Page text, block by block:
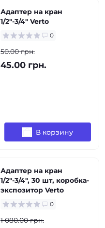
Адаптер на кран
1/2"-3/4" Verto
0
50.00 грн.
45.00 грн.
В корзину
Адаптер на кран
1/2"-3/4", 30 шт, коробка-
экспозитор Verto
0
1 080.00 грн.